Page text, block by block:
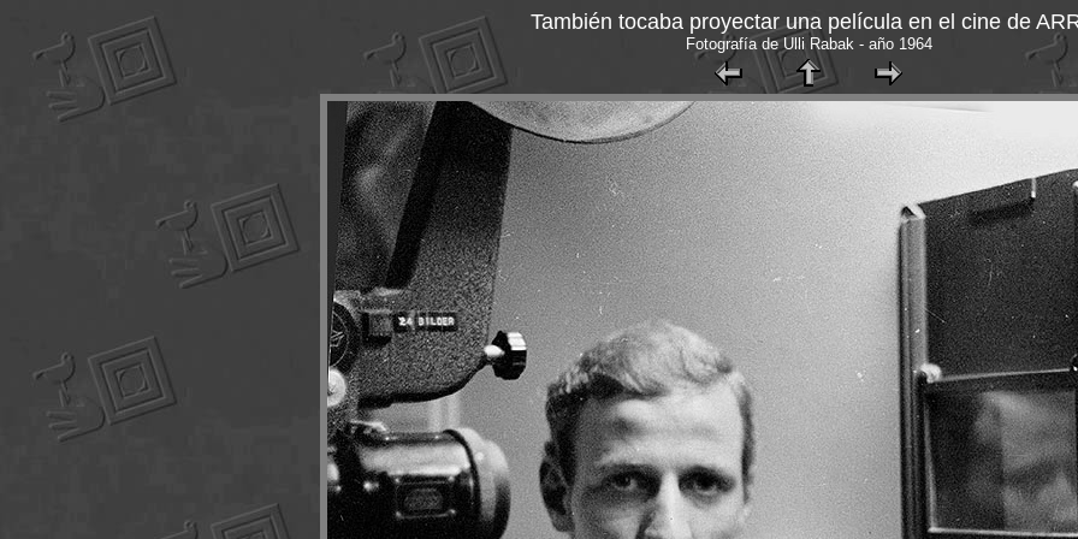
También tocaba proyectar una película en el cine de
Fotografía de Ulli Rabak - año 1964